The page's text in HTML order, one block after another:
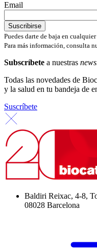
Email
Puedes darte de baja en
Para más información, consulta
Subscríbete a nuestras
Todas las novedades de
y la salud en tu bandeja de
Suscríbete
Baldiri Reixac, 4-8,
08028 Barcelona